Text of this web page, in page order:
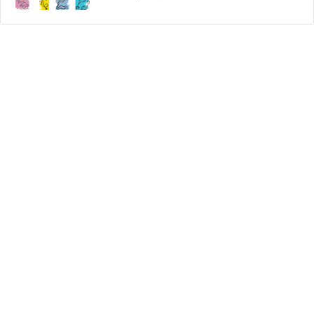
Kişniş gibi kolesterolü düşüren fonksiyonel gıdalar kalp-